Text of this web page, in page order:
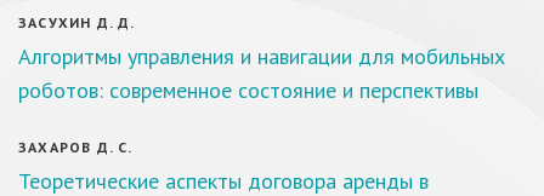
ЗАСУХИН Д. Д.
Алгоритмы управления и навигации для мобильных
роботов: современное состояние и перспективы
ЗАХАРОВ Д. С.
Теоретические аспекты договора аренды в